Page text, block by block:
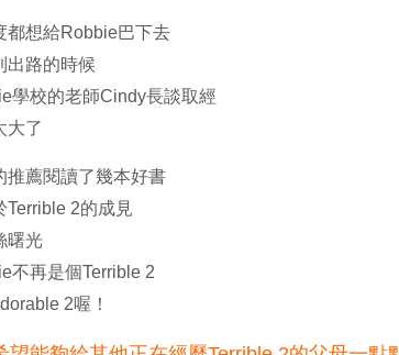
都想給Robbie巴下去
出路的時候
學校的老師Cindy長談取經
大了
推薦閱讀了幾本好書
Terrible 2的成見
曙光
不再是個Terrible 2
2喔！